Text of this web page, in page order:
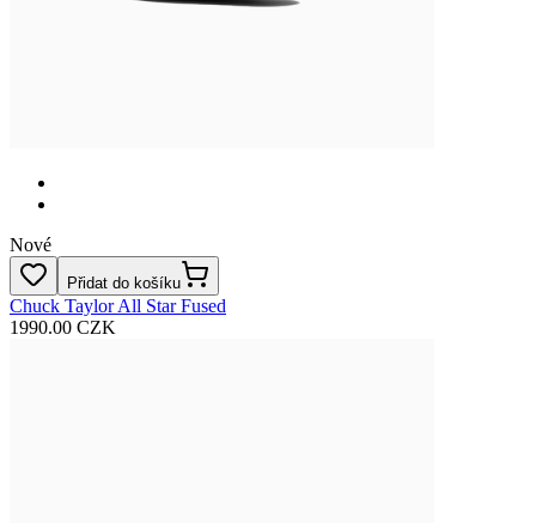
Nové
Přidat do košíku
Chuck Taylor All Star Fused
1990.00 CZK